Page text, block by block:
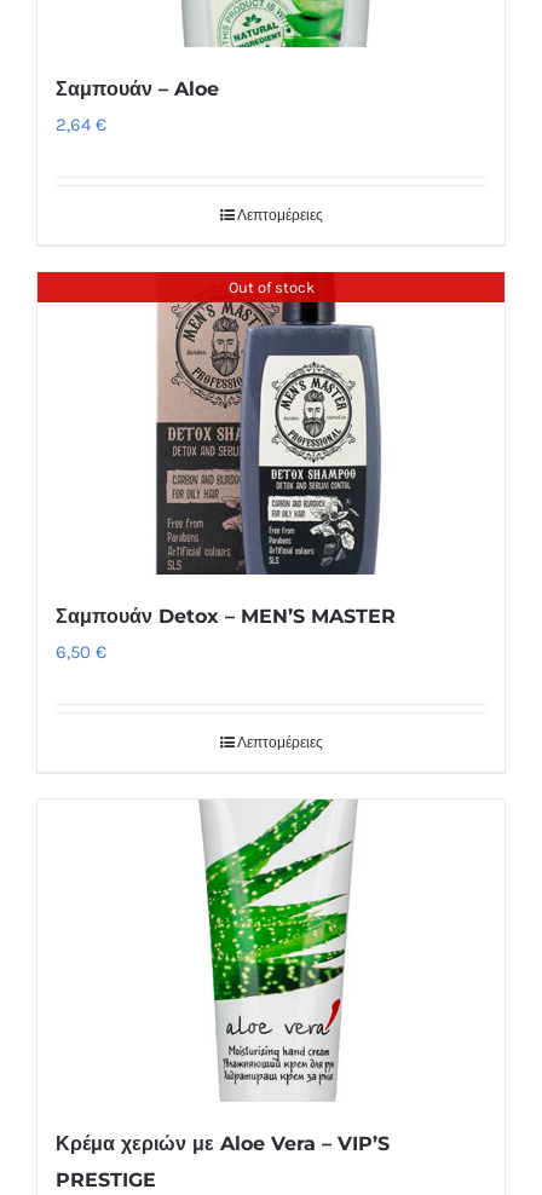
Σαμπουάν – Aloe
2,64 €
Λεπτομέρειες
Out of stock
Σαμπουάν Detox – MEN’S MASTER
6,50 €
Λεπτομέρειες
Κρέμα χεριών με Aloe Vera – VIP’S
PRESTIGE